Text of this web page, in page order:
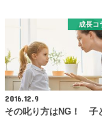
成長コ
2016.12.9
その叱り方はNG！ 子